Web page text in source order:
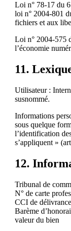
Loi n° 78-17 du
loi n° 2004-801
fichiers et aux
Loi n° 2004-575
l’économie
11.
Utilisateur :
susnommé.
Informations
sous quelque
l’identification
s’appliquent »
12.
Tribunal de
N° de carte
CCI de
Barème
valeur du bien